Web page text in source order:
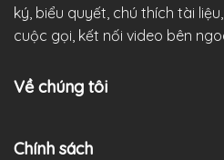
ký, biểu quyết, chú thích tài
cuộc gọi, kết nối video bên
Về chúng tôi
Chính sách